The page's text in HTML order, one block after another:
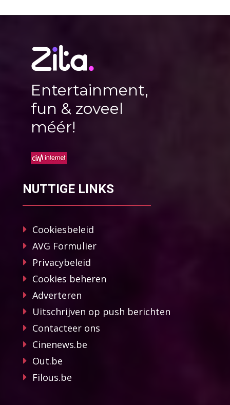
Entertainment,
fun & zoveel
méér!
NUTTIGE LINKS
Cookiesbeleid
AVG Formulier
Privacybeleid
Cookies beheren
Adverteren
Uitschrijven op push berichten
Contacteer ons
Cinenews.be
Out.be
Filous.be